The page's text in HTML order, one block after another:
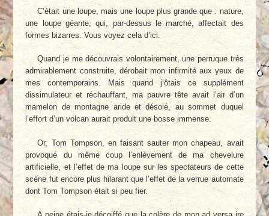
C’était une loupe, mais une loupe plus grande que : nature,
une loupe géante, qui, par-dessus le marché, affectait des
formes bizarres. Vous voyez cela d’ici.
Quand je me découvrais volontairement, une perruque très
admirablement construite, dérobait mon infirmité aux yeux de
mes contemporains. Mais quand j’ôtais ce supplément
dissimulateur et réchauffant, ma pauvre tête avait l’air d’un
mamelon de montagne aride et désolé, au sommet duquel
l’effort d’un volcan aurait produit une bosse immense.
Or, Tom Tompson, en faisant sauter mon chapeau, avait
provoqué du même coup l’enlèvement de ma chevelure
artificielle, et l’effet de ma loupe sur les spectateurs de cette
scène fut encore plus hilarant que l’effet de la verrue automate
dont Tom Tompson était si peu fier.